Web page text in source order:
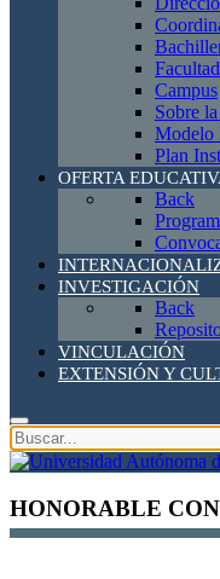
Campus
Sobre
Modelo
Plan
OFERTA
Back
INVESTIGACIÓN
Back
VINCULACIÓN
EXTENSIÓN Y
HONORABLE